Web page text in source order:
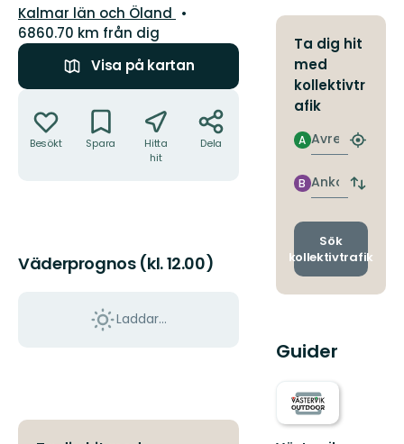
Län:
Kalmar län och Öland
6860.70 km från dig
Visa på kartan
Besökt Spara
Hitta
hit
Dela
Väderprognos (kl. 12.00)
Laddar...
Ta dig hit
med
kollektivtr
afik
Avresa
A
Hitta
Ankomst
B
Byt
och
Sök
kollektivtrafik
Guider